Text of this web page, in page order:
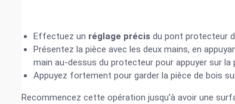
Effectuez un réglage précis du pont protecteur
Présentez la pièce avec les deux mains, en
main au-dessus du protecteur pour appuyer sur la
Appuyez fortement pour garder la pièce de bois
Recommencez cette opération jusqu’à avoir une